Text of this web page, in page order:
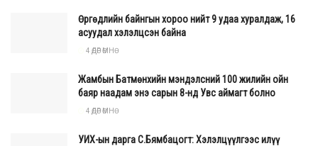
Өргөдлийн байнгын хороо нийт 9 удаа хуралдаж, 16
асуудал хэлэлцсэн байна
4 ӨДӨР ӨМНӨ
Жамбын Батмөнхийн мэндэлсний 100 жилийн ойн
баяр наадам энэ сарын 8-нд Увс аймагт болно
4 ӨДӨР ӨМНӨ
УИХ-ын дарга С.Бямбацогт: Хэлэлцүүлгээс илүү